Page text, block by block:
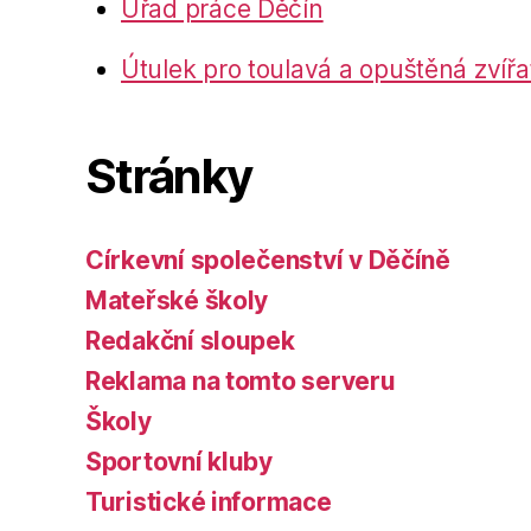
Úřad práce Děčín
Útulek pro toulavá a opuštěná
Stránky
Církevní společenství v Děčíně
Mateřské školy
Redakční sloupek
Reklama na tomto serveru
Školy
Sportovní kluby
Turistické informace